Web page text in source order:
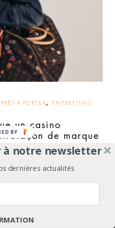
À-PORTER, ENTRETIENS
un casino
de marque
à notre newsletter
dernières actualités